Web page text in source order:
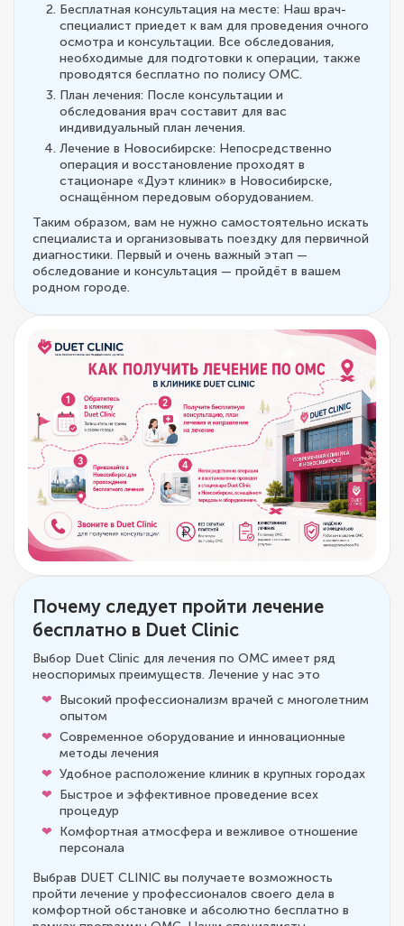
Бесплатная консультация на месте: Наш врач-
специалист приедет к вам для проведения очного
осмотра и консультации. Все обследования,
необходимые для подготовки к операции, также
проводятся бесплатно по полису ОМС.
План лечения: После консультации и
обследования врач составит для вас
индивидуальный план лечения.
Лечение в Новосибирске: Непосредственно
операция и восстановление проходят в
стационаре «Дуэт клиник» в Новосибирске,
оснащённом передовым оборудованием.
Таким образом, вам не нужно самостоятельно искать
специалиста и организовывать поездку для первичной
диагностики. Первый и очень важный этап —
обследование и консультация — пройдёт в вашем
родном городе.
Почему следует пройти лечение
бесплатно в Duet Clinic
Выбор Duet Clinic для лечения по ОМС имеет ряд
неоспоримых преимуществ. Лечение у нас это
Высокий профессионализм врачей с многолетним
опытом
Современное оборудование и инновационные
методы лечения
Удобное расположение клиник в крупных городах
Быстрое и эффективное проведение всех
процедур
Комфортная атмосфера и вежливое отношение
персонала
Выбрав DUET CLINIC вы получаете возможность
пройти лечение у профессионалов своего дела в
комфортной обстановке и абсолютно бесплатно в